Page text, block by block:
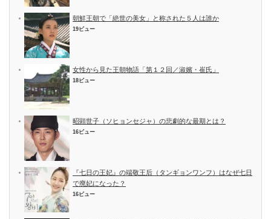
朝鮮王朝で「絶世の美女」と称された５人は誰か
19ビュー
女性から見た王朝物語「第１２回／淑嬪・崔氏」
18ビュー
昭顕世子（ソヒョンセジャ）の悲劇的な最期とは？
16ビュー
『七日の王妃』の端敬王后（タンギョンワンフ）はなぜ七日
で廃妃になった？
16ビュー